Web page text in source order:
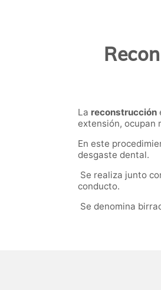
La reconstrucción
extensión, ocupan
En este
desgaste dental.
Se realiza junto
conducto.
Se denomina